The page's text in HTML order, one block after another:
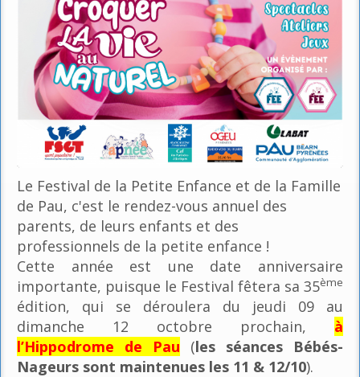
Le Festival de la Petite Enfance et de la Famille
de Pau, c'est le rendez-vous annuel des
parents, de leurs enfants et des
professionnels de la petite enfance !
Cette année est une date anniversaire
importante, puisque le Festival fêtera sa 35ème
édition, qui se déroulera du jeudi 09 au
dimanche 12 octobre prochain, à
l’Hippodrome de Pau (les séances Bébés-
Nageurs sont maintenues les 11 & 12/10).